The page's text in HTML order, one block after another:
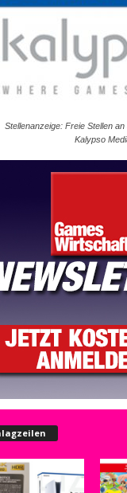
Stellenanzeige: Freie Stellen
Kalypso